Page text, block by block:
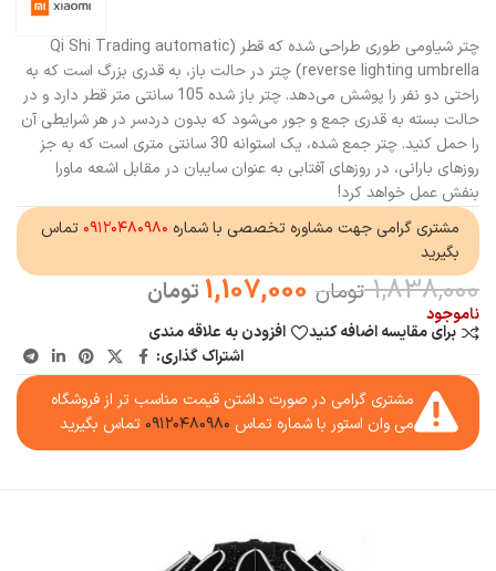
چتر شیاومی طوری طراحی شده که قطر (Qi Shi Trading automatic
reverse lighting umbrella) چتر در حالت باز، به قدری بزرگ است که به
راحتی دو نفر را پوشش می‌دهد. چتر باز شده 105 سانتی متر قطر دارد و در
حالت بسته به قدری جمع و جور می‌شود که بدون دردسر در هر شرایطی آن
را حمل کنید. چتر جمع شده، یک استوانه 30 سانتی متری است که به جز
روزهای بارانی، در روزهای آفتابی به عنوان سایبان در مقابل اشعه ماورا
بنفش عمل خواهد کرد!
مشتری گرامی جهت مشاوره تخصصی با شماره ۰۹۱۲۰۴۸۰۹۸۰ تماس
بگیرید
1,838,000 تومان 1,107,000 تومان
ناموجود
برای مقایسه اضافه کنید
افزودن به علاقه مندی
اشتراک گذاری:
مشتری گرامی در صورت داشتن قیمت مناسب تر از فروشگاه
می وان استور با شماره تماس ۰۹۱۲۰۴۸۰۹۸۰ تماس بگیرید